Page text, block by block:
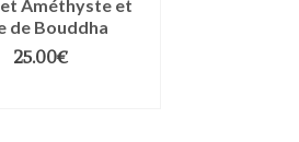
Améthyste et
de Bouddha
25.00€